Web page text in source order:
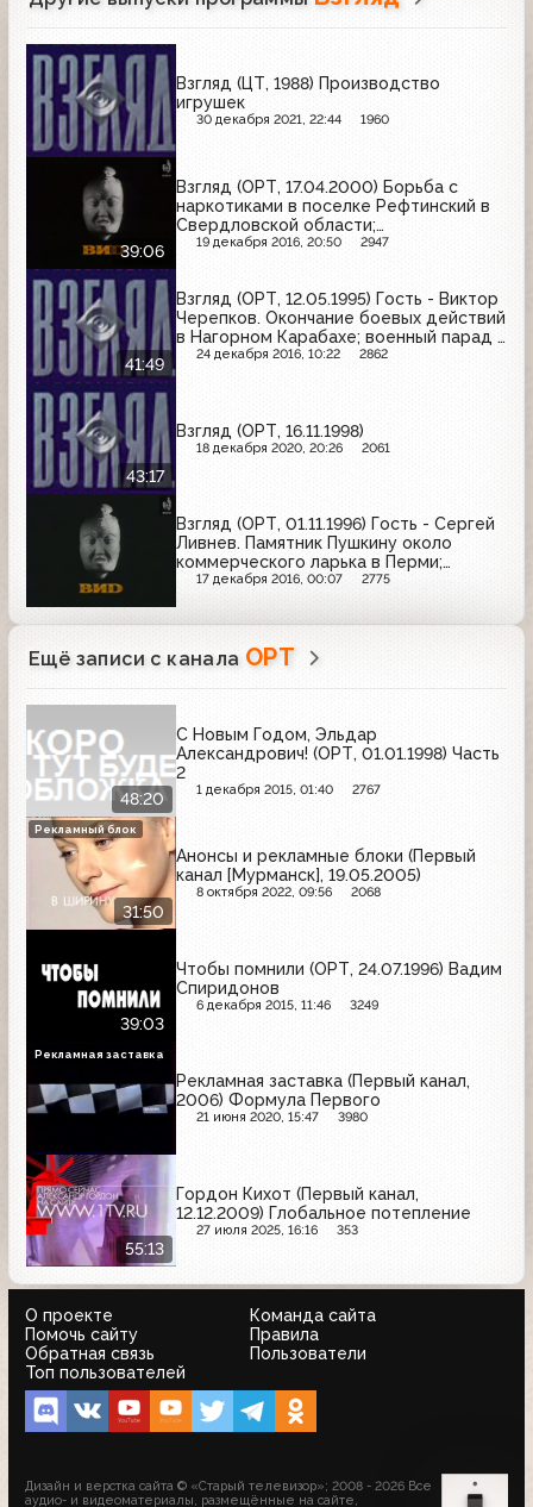
Взгляд (ЦТ, 1988) Производство
игрушек
30 декабря 2021, 22:44 1960
39:06
Взгляд (ОРТ, 17.04.2000) Борьба с
наркотиками в поселке Рефтинский в
Свердловской области;
благотворительная акция в Рыбинском
19 декабря 2016, 20:50 2947
41:49
Взгляд (ОРТ, 12.05.1995) Гость - Виктор
Черепков. Окончание боевых действий
в Нагорном Карабахе; военный парад в
Степанакерте; Джохар Дудаев о
24 декабря 2016, 10:22 2862
43:17
Взгляд (ОРТ, 16.11.1998)
18 декабря 2020, 20:26 2061
Взгляд (ОРТ, 01.11.1996) Гость - Сергей
Ливнев. Памятник Пушкину около
коммерческого ларька в Перми;
ситуация в Карабахе; частная гимназия
17 декабря 2016, 00:07 2775
Ещё записи с канала ОРТ
48:20
С Новым Годом, Эльдар
Александрович! (ОРТ, 01.01.1998) Часть
2
1 декабря 2015, 01:40 2767
31:50
Анонсы и рекламные блоки (Первый
канал [Мурманск], 19.05.2005)
8 октября 2022, 09:56 2068
Рекламный блок
39:03
Чтобы помнили (ОРТ, 24.07.1996) Вадим
Спиридонов
6 декабря 2015, 11:46 3249
Рекламная заставка (Первый канал,
2006) Формула Первого
21 июня 2020, 15:47 3980
Рекламная заставка
55:13
Гордон Кихот (Первый канал,
12.12.2009) Глобальное потепление
27 июля 2025, 16:16 353
О проекте
Команда сайта
Помочь сайту
Правила
Обратная связь
Пользователи
Топ пользователей
Дизайн и верстка сайта © «Старый телевизор»; 2008 - 2026 Все
аудио- и видеоматериалы, размещённые на сайте,